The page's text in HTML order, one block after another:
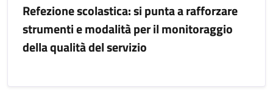
Refezione scolastica: si punta a rafforzare
strumenti e modalità per il monitoraggio
della qualità del servizio